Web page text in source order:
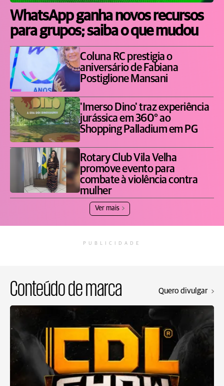
WhatsApp ganha novos recursos
para grupos; saiba o que mudou
Coluna RC prestigia o
aniversário de Fabiana
Postiglione Mansani
'Imerso Dino' traz experiência
jurássica em 360° ao
Shopping Palladium em PG
Rotary Club Vila Velha
promove evento para
combate à violência contra
mulher
Ver mais
PUBLICIDADE
Conteúdo de marca Quero divulgar